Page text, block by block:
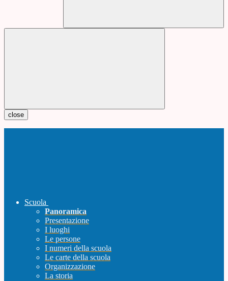
close
Scuola
Panoramica
Presentazione
I luoghi
Le persone
I numeri della scuola
Le carte della scuola
Organizzazione
La storia